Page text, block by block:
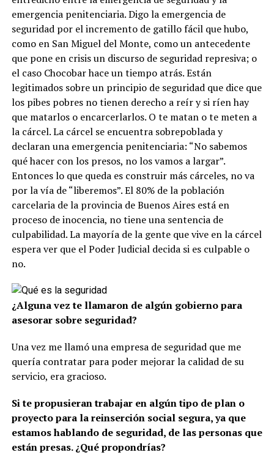
emergencia penitenciaria. Digo la emergencia de
seguridad por el incremento de gatillo fácil que hubo,
como en San Miguel del Monte, como un antecedente
que pone en crisis un discurso de seguridad represiva; o
el caso Chocobar hace un tiempo atrás. Están
legitimados sobre un principio de seguridad que dice que
los pibes pobres no tienen derecho a reír y si ríen hay
que matarlos o encarcerlarlos. O te matan o te meten a
la cárcel. La cárcel se encuentra sobrepoblada y
declaran una emergencia penitenciaria: “No sabemos
qué hacer con los presos, no los vamos a largar”.
Entonces lo que queda es construir más cárceles, no va
por la vía de “liberemos”. El 80% de la población
carcelaria de la provincia de Buenos Aires está en
proceso de inocencia, no tiene una sentencia de
culpabilidad. La mayoría de la gente que vive en la cárcel
espera ver que el Poder Judicial decida si es culpable o
no.
¿Alguna vez te llamaron de algún gobierno para
asesorar sobre seguridad?
Una vez me llamó una empresa de seguridad que me
quería contratar para poder mejorar la calidad de su
servicio, era gracioso.
Si te propusieran trabajar en algún tipo de plan o
proyecto para la reinserción social segura, ya que
estamos hablando de seguridad, de las personas que
están presas. ¿Qué propondrías?